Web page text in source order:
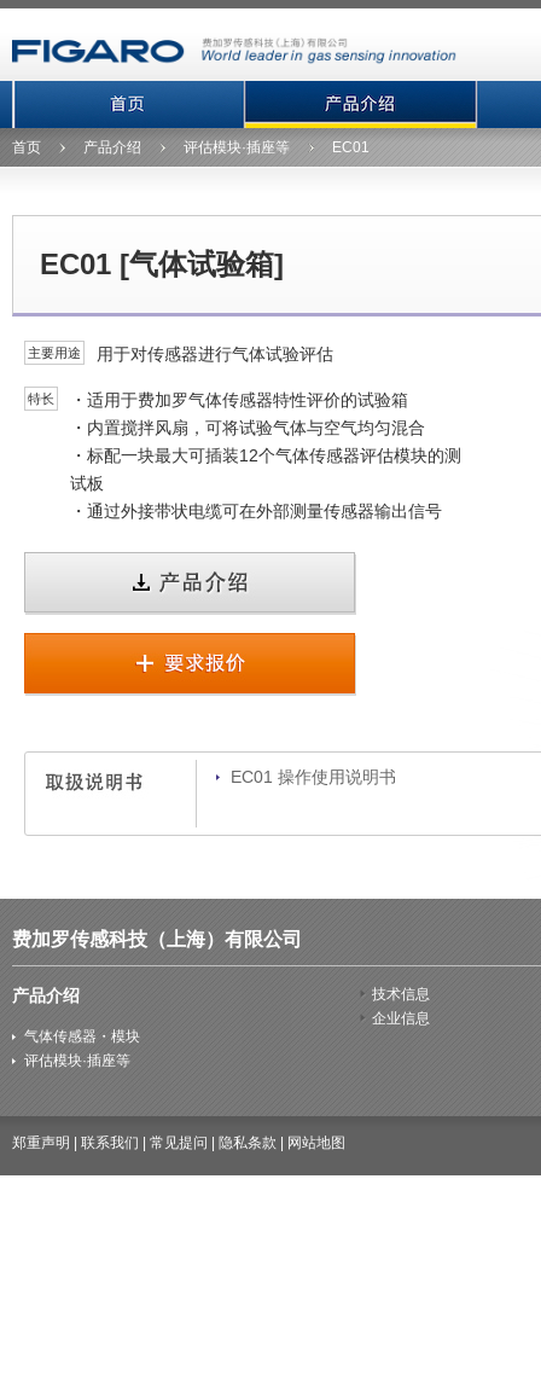
首页 产品介绍 评估模块·插座等 EC01
EC01 [气体试验箱]
主要用途 用于对传感器进行气体试验评估
特长
・适用于费加罗气体传感器特性评价的试验箱
・内置搅拌风扇，可将试验气体与空气均匀混合
・标配一块最大可插装12个气体传感器评估模块的测
试板
・通过外接带状电缆可在外部测量传感器输出信号
EC01 操作使用说明书
费加罗传感科技（上海）有限公司
产品介绍
气体传感器・模块
评估模块·插座等
技术信息
企业信息
郑重声明 联系我们 常见提问 隐私条款 网站地图